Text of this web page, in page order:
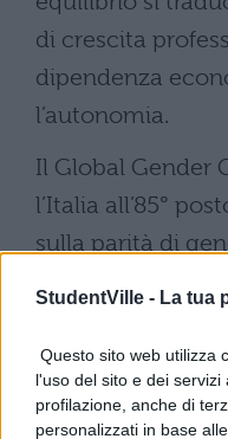
StudentVille - La tua
Questo sito web utilizza
l'uso del sito e dei
profilazione, anche di
personalizzati in base
di crescita
dipendenza
l’autonomia.
Il Global Gender
l’Italia all’85°
sulla parità di
e complesso,
oggi al mondo